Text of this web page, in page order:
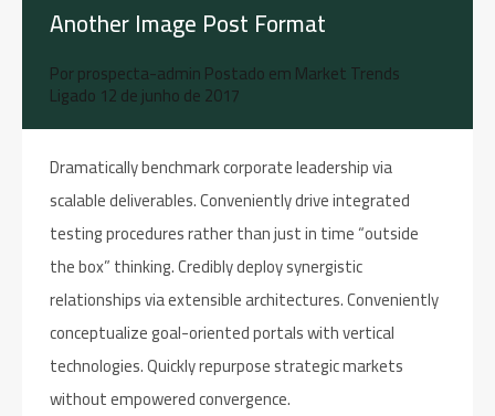
Another Image Post Format
Porprospecta-adminPostado emMarket Trends
Ligado 12 de junho de 2017
Dramatically benchmark corporate leadership via
scalable deliverables. Conveniently drive integrated
testing procedures rather than just in time “outside
the box” thinking. Credibly deploy synergistic
relationships via extensible architectures. Conveniently
conceptualize goal-oriented portals with vertical
technologies. Quickly repurpose strategic markets
without empowered convergence.